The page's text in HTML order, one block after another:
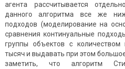
агента рассчитывается
данного алгоритма все же
подходов (моделирование на
сравнения континуальные
группы объектов с
тысяч и выдавать при этом
заметить, что алгоритм